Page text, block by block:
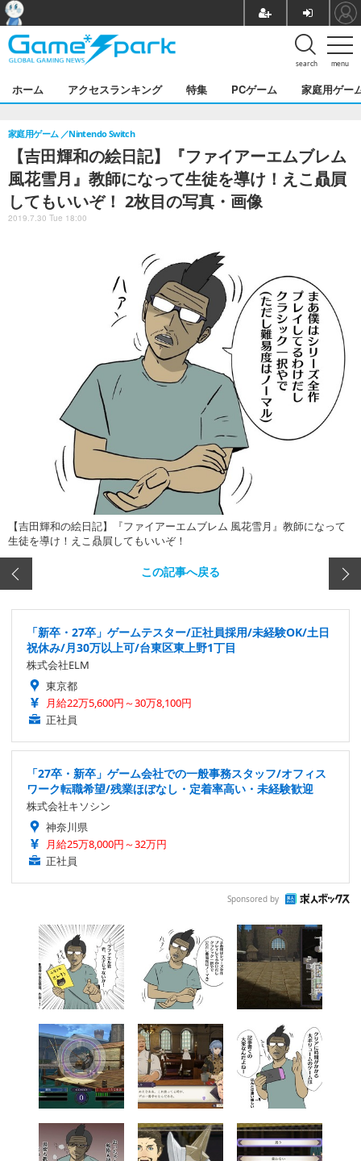
menu
search
ホーム アクセスランキング 特集 PCゲーム 家庭用ゲー
【吉田輝和の絵日記】『ファイアーエムブレム
風花雪月』教師になって生徒を導け！えこ贔屓
してもいいぞ！ 2枚目の写真・画像
家庭用ゲーム Nintendo Switch
2019.7.30 Tue 18:00
【吉田輝和の絵日記】『ファイアーエムブレム 風花雪月』教師になって
生徒を導け！えこ贔屓してもいいぞ！
この記事へ戻る
「新卒・27卒」ゲームテスター/正社員採用/未経験OK/土日
祝休み/月30万以上可/台東区東上野1丁目
株式会社ELM
東京都
月給22万5,600円～30万8,100円
正社員
「27卒・新卒」ゲーム会社での一般事務スタッフ/オフィス
ワーク転職希望/残業ほぼなし・定着率高い・未経験歓迎
株式会社キソシン
神奈川県
月給25万8,000円～32万円
正社員
Sponsored by